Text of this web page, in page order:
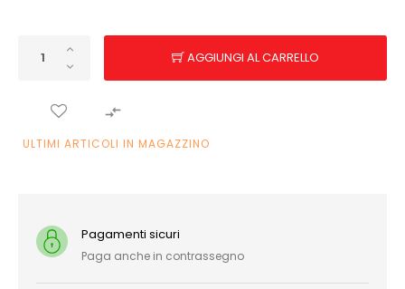
AGGIUNGI AL CARRELLO

ULTIMI ARTICOLI IN MAGAZZINO
Pagamenti sicuri
Paga anche in contrassegno